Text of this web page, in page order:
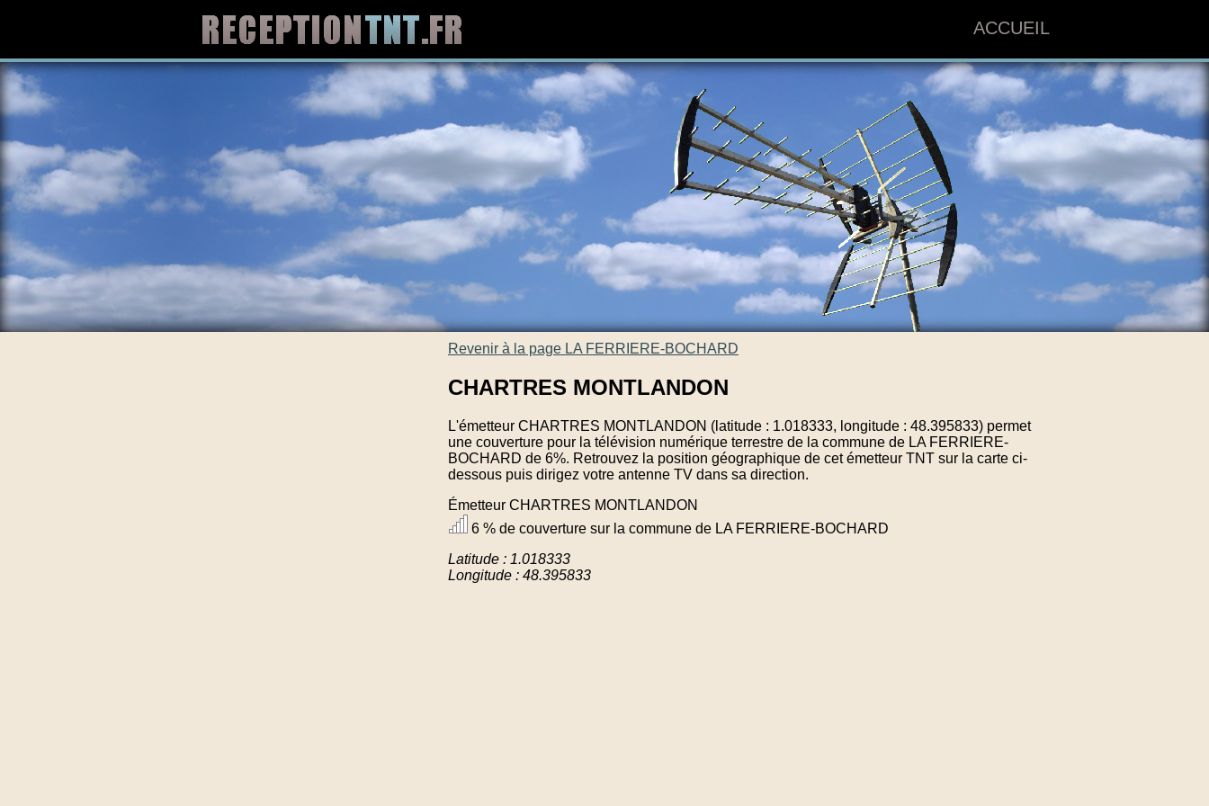
ACCUEIL
Revenir à la page LA FERRIERE-BOCHARD
CHARTRES MONTLANDON
L'émetteur CHARTRES MONTLANDON (latitude : 1.018333, longitude : 48.395833) permet
une couverture pour la télévision numérique terrestre de la commune de LA FERRIERE-
BOCHARD de 6%. Retrouvez la position géographique de cet émetteur TNT sur la carte ci-
dessous puis dirigez votre antenne TV dans sa direction.
Émetteur CHARTRES MONTLANDON
6 % de couverture sur la commune de LA FERRIERE-BOCHARD
Latitude : 1.018333
Longitude : 48.395833